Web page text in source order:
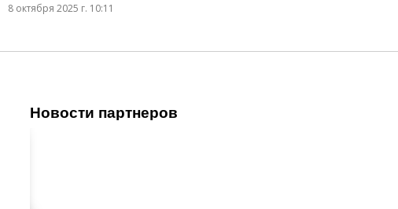
8 октября 2025 г. 10:11
Новости партнеров